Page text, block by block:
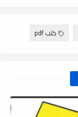
كتب pdf